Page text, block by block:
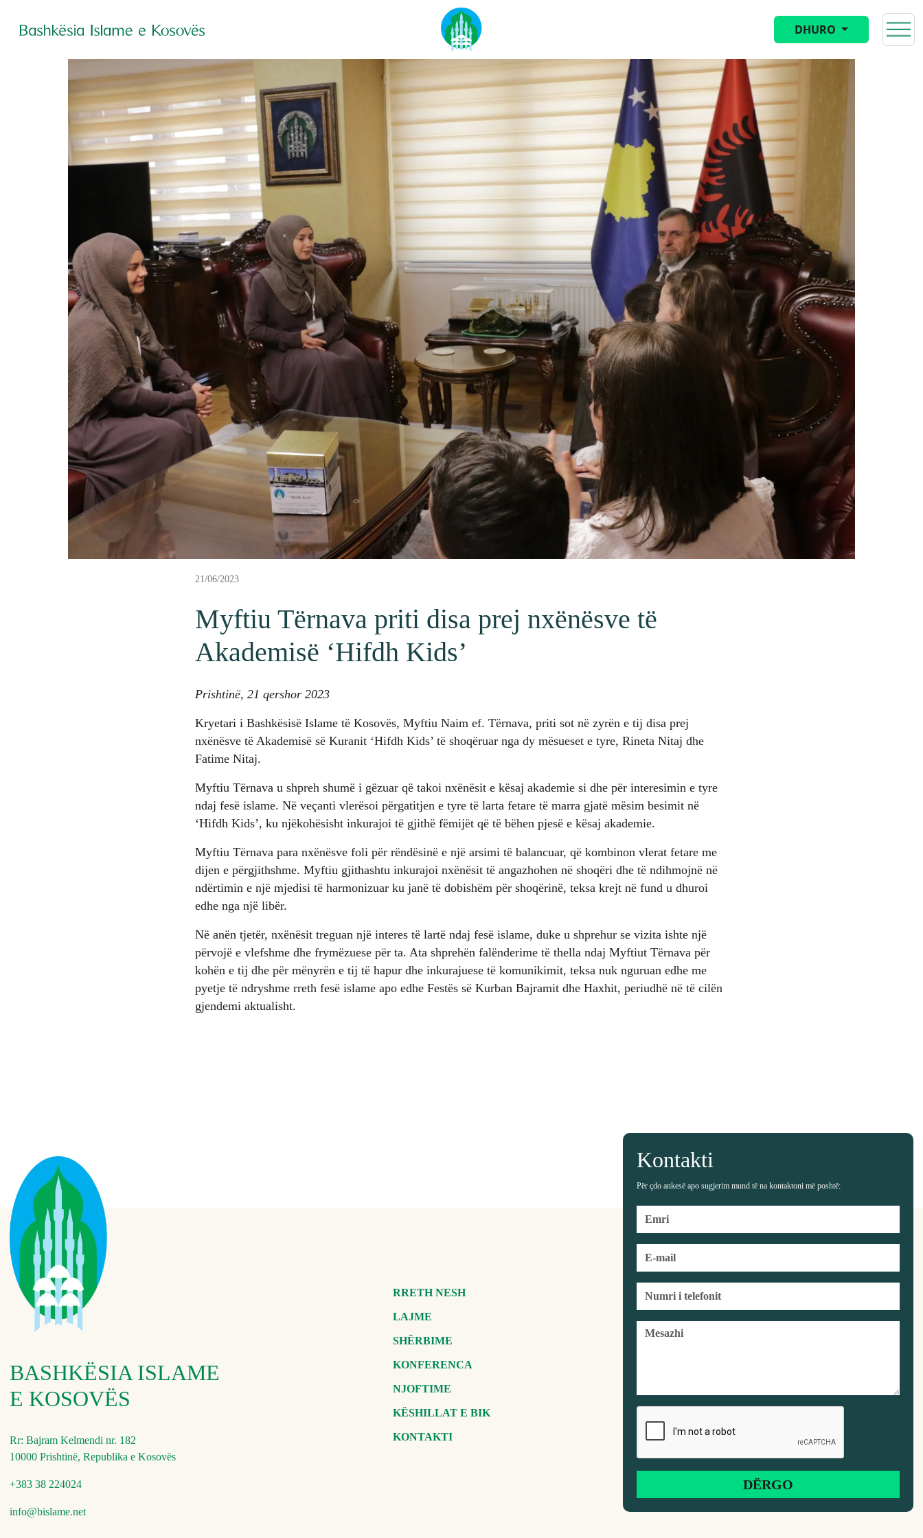
DHURO
21/06/2023
Myftiu Tërnava priti disa prej nxënësve të
Akademisë ‘Hifdh Kids’
Prishtinë, 21 qershor 2023
Kryetari i Bashkësisë Islame të Kosovës, Myftiu Naim ef. Tërnava, priti sot në zyrën e tij disa prej
nxënësve të Akademisë së Kuranit ‘Hifdh Kids’ të shoqëruar nga dy mësueset e tyre, Rineta Nitaj dhe
Fatime Nitaj.
Myftiu Tërnava u shpreh shumë i gëzuar që takoi nxënësit e kësaj akademie si dhe për interesimin e tyre
ndaj fesë islame. Në veçanti vlerësoi përgatitjen e tyre të larta fetare të marra gjatë mësim besimit në
‘Hifdh Kids’, ku njëkohësisht inkurajoi të gjithë fëmijët që të bëhen pjesë e kësaj akademie.
Myftiu Tërnava para nxënësve foli për rëndësinë e një arsimi të balancuar, që kombinon vlerat fetare me
dijen e përgjithshme. Myftiu gjithashtu inkurajoi nxënësit të angazhohen në shoqëri dhe të ndihmojnë në
ndërtimin e një mjedisi të harmonizuar ku janë të dobishëm për shoqërinë, teksa krejt në fund u dhuroi
edhe nga një libër.
Në anën tjetër, nxënësit treguan një interes të lartë ndaj fesë islame, duke u shprehur se vizita ishte një
përvojë e vlefshme dhe frymëzuese për ta. Ata shprehën falënderime të thella ndaj Myftiut Tërnava për
kohën e tij dhe për mënyrën e tij të hapur dhe inkurajuese të komunikimit, teksa nuk nguruan edhe me
pyetje të ndryshme rreth fesë islame apo edhe Festës së Kurban Bajramit dhe Haxhit, periudhë në të cilën
gjendemi aktualisht.
BASHKËSIA ISLAME
E KOSOVËS
Rr: Bajram Kelmendi nr. 182
10000 Prishtinë, Republika e Kosovës
+383 38 224024
info@bislame.net
RRETH NESH
LAJME
SHËRBIME
KONFERENCA
NJOFTIME
KËSHILLAT E BIK
KONTAKTI
Kontakti
Për çdo ankesë apo sugjerim mund të na kontaktoni më poshtë: